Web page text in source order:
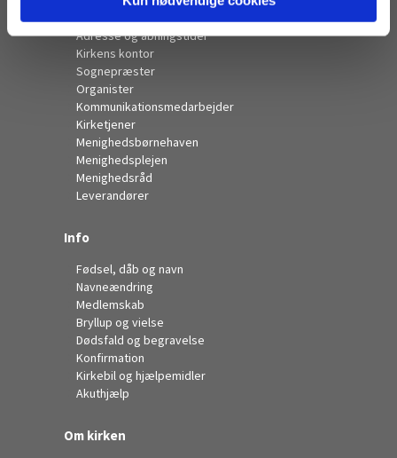
Adresse og åbningstider
Kirkens kontor
Sognepræster
Organister
Kommunikationsmedarbejder
Kirketjener
Menighedsbørnehaven
Menighedsplejen
Menighedsråd
Leverandører
Info
Fødsel, dåb og navn
Navneændring
Medlemskab
Bryllup og vielse
Dødsfald og begravelse
Konfirmation
Kirkebil og hjælpemidler
Akuthjælp
Om kirken